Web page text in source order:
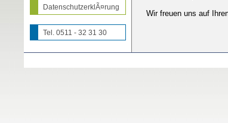
DatenschutzerklÃ¤rung
Tel. 0511 - 32 31 30
Wir freuen uns auf